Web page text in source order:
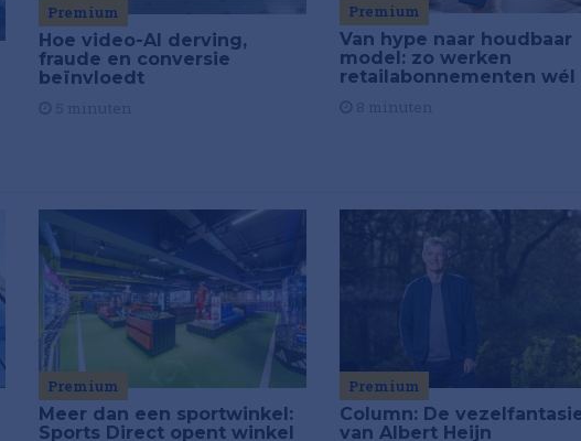
Premium
Hoe video-AI derving,
fraude en conversie
beïnvloedt
Premium
Van hype naar houdbaar
model: zo werken
retailabonnementen wél
Premium
Meer dan een sportwinkel:
Sports Direct opent winkel
Premium
Column: De
van Albert Heijn